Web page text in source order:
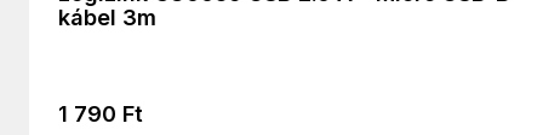
kábel 3m
1 790 Ft